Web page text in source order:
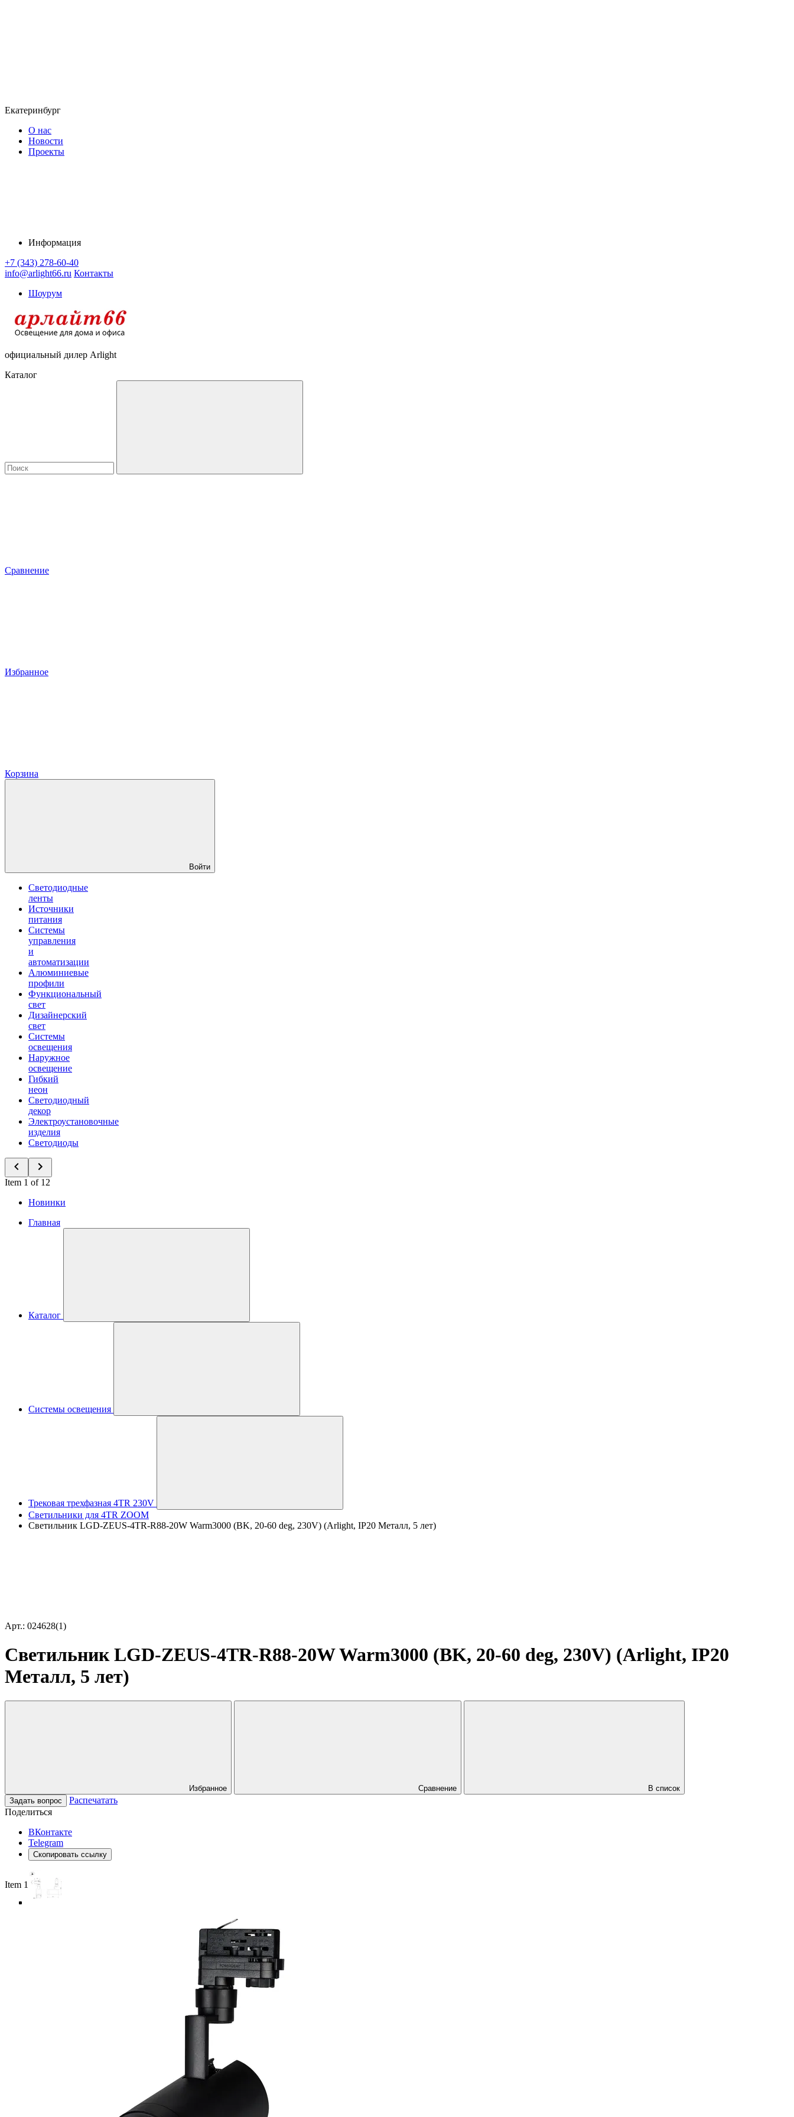
Екатеринбург
О нас
Новости
Проекты
Информация
+7 (343) 278-60-40
info@arlight66.ru Контакты
Шоурум
официальный дилер Arlight
Каталог
Сравнение
Избранное
Корзина
Войти
Светодиодные
ленты
Источники
питания
Системы
управления
и
автоматизации
Алюминиевые
профили
Функциональный
свет
Дизайнерский
свет
Системы
освещения
Наружное
освещение
Гибкий
неон
Светодиодный
декор
Электроустановочные
изделия
Светодиоды
Item 1 of 12
Новинки
Главная
Каталог
Системы освещения
Трековая трехфазная 4TR 230V
Светильники для 4TR ZOOM
Светильник LGD-ZEUS-4TR-R88-20W Warm3000 (BK, 20-60 deg, 230V) (Arlight, IP20 Металл, 5 лет)
Арт.: 024628(1)
Светильник LGD-ZEUS-4TR-R88-20W Warm3000 (BK, 20-60 deg, 230V) (Arlight, IP20
Металл, 5 лет)
Избранное Сравнение
В список
Задать вопрос
Распечатать
Поделиться
ВКонтакте
Telegram
Скопировать ссылку
Item 1 of 5